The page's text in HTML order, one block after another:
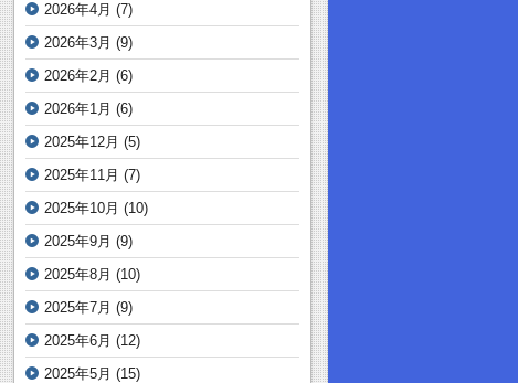
2026年4月 (7)
2026年3月 (9)
2026年2月 (6)
2026年1月 (6)
2025年12月 (5)
2025年11月 (7)
2025年10月 (10)
2025年9月 (9)
2025年8月 (10)
2025年7月 (9)
2025年6月 (12)
2025年5月 (15)